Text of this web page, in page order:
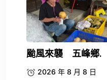
颱風來襲 五峰鄉.
2026 年 8 月 8 日